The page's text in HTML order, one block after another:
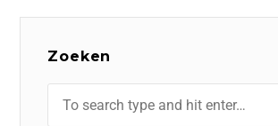
Zoeken